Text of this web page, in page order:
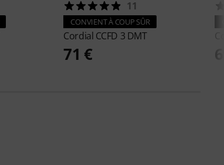
11
CONVIENT À COUP SÛR
Cordial CCFD 3 DMT
71 €